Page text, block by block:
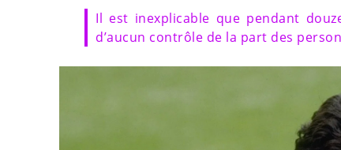
Il est inexplicable que pendant
d’aucun contrôle de la part des